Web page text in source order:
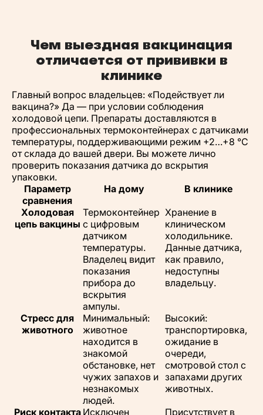
Чем выездная вакцинация
отличается от прививки в
клинике
Главный вопрос владельцев: «Подействует ли
вакцина?» Да — при условии соблюдения
холодовой цепи. Препараты доставляются в
профессиональных термоконтейнерах с датчиками
температуры, поддерживающими режим +2…+8 °C
от склада до вашей двери. Вы можете лично
проверить показания датчика до вскрытия
упаковки.
Параметр
сравнения
На дому
В клинике
Холодовая
цепь вакцины
Термоконтейнер
с цифровым
датчиком
температуры.
Владелец видит
показания
прибора до
вскрытия
ампулы.
Хранение в
клиническом
холодильнике.
Данные датчика,
как правило,
недоступны
владельцу.
Стресс для
животного
Минимальный:
животное
находится в
знакомой
обстановке, нет
чужих запахов и
незнакомых
людей.
Высокий:
транспортировка,
ожидание в
очереди,
смотровой стол с
запахами других
животных.
Риск контакта Исключен
Присутствует в